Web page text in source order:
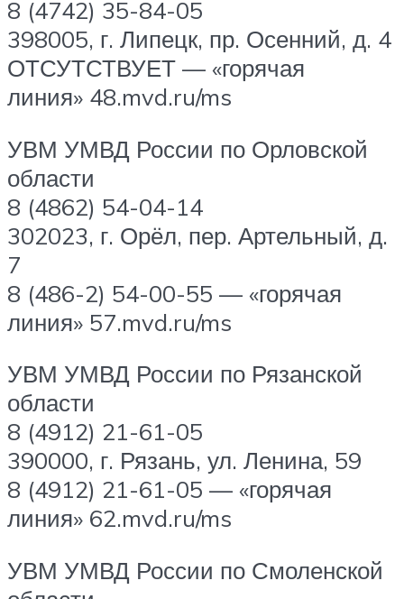
8 (4742) 35-84-05
398005, г. Липецк, пр. Осенний, д. 4
ОТСУТСТВУЕТ — «горячая
линия» 48.mvd.ru/ms
УВМ УМВД России по Орловской
области
8 (4862) 54-04-14
302023, г. Орёл, пер. Артельный, д.
7
8 (486-2) 54-00-55 — «горячая
линия» 57.mvd.ru/ms
УВМ УМВД России по Рязанской
области
8 (4912) 21-61-05
390000, г. Рязань, ул. Ленина, 59
8 (4912) 21-61-05 — «горячая
линия» 62.mvd.ru/ms
УВМ УМВД России по Смоленской